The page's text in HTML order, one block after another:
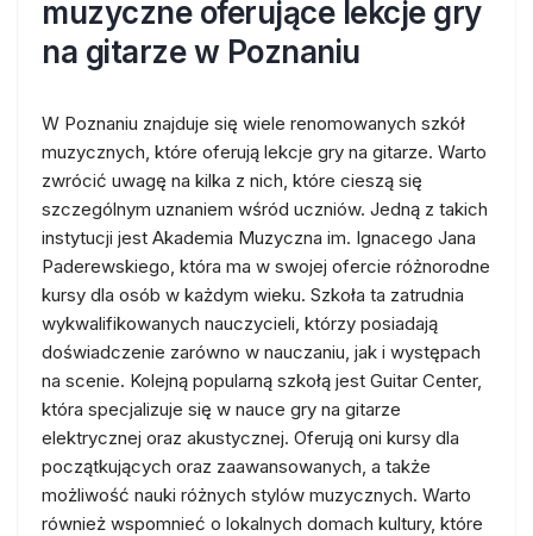
muzyczne oferujące lekcje gry
na gitarze w Poznaniu
W Poznaniu znajduje się wiele renomowanych szkół
muzycznych, które oferują lekcje gry na gitarze. Warto
zwrócić uwagę na kilka z nich, które cieszą się
szczególnym uznaniem wśród uczniów. Jedną z takich
instytucji jest Akademia Muzyczna im. Ignacego Jana
Paderewskiego, która ma w swojej ofercie różnorodne
kursy dla osób w każdym wieku. Szkoła ta zatrudnia
wykwalifikowanych nauczycieli, którzy posiadają
doświadczenie zarówno w nauczaniu, jak i występach
na scenie. Kolejną popularną szkołą jest Guitar Center,
która specjalizuje się w nauce gry na gitarze
elektrycznej oraz akustycznej. Oferują oni kursy dla
początkujących oraz zaawansowanych, a także
możliwość nauki różnych stylów muzycznych. Warto
również wspomnieć o lokalnych domach kultury, które